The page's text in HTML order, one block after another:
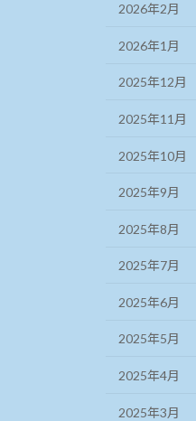
2026年2月
2026年1月
2025年12月
2025年11月
2025年10月
2025年9月
2025年8月
2025年7月
2025年6月
2025年5月
2025年4月
2025年3月